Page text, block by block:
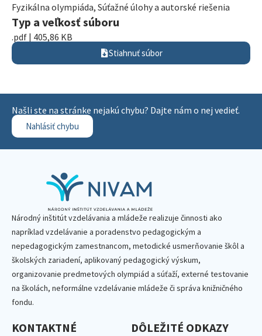
Fyzikálna olympiáda, Súťažné úlohy a autorské riešenia
Typ a veľkosť súboru
.pdf | 405,86 KB
Stiahnuť súbor
Našli ste na stránke nejakú chybu? Dajte nám o nej vedieť.
Nahlásiť chybu
Národný inštitút vzdelávania a mládeže realizuje činnosti ako
napríklad vzdelávanie a poradenstvo pedagogickým a
nepedagogickým zamestnancom, metodické usmerňovanie škôl a
školských zariadení, aplikovaný pedagogický výskum,
organizovanie predmetových olympiád a súťaží, externé testovanie
na školách, neformálne vzdelávanie mládeže či správa knižničného
fondu.
KONTAKTNÉ
DÔLEŽITÉ ODKAZY